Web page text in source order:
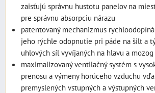
zaisťujú správnu hustotu panelov na
pre správnu absorpciu nárazu
patentovaný mechanizmus
jeho rýchle odopnutie pri páde na šilt a
uhlových síl vyvíjaných na hlavu a mozog
maximalizovaný ventilačný systém s
prenosu a výmeny horúceho vzduchu
premyslených vstupných a výstupných